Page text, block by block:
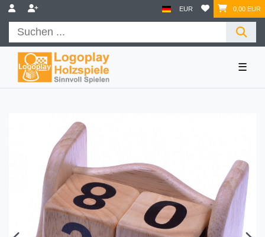
EUR 0,00 EUR
☰